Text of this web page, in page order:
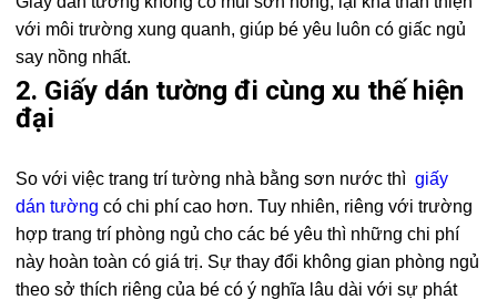
với môi trường xung quanh, giúp bé yêu luôn có giấc ngủ
say nồng nhất.
2. Giấy dán tường đi cùng xu thế hiện
đại
So với việc trang trí tường nhà bằng sơn nước thìgiấy
dán tường có chi phí cao hơn. Tuy nhiên, riêng với trường
hợp trang trí phòng ngủ cho các bé yêu thì những chi phí
này hoàn toàn có giá trị. Sự thay đổi không gian phòng ngủ
theo sở thích riêng của bé có ý nghĩa lâu dài với sự phát